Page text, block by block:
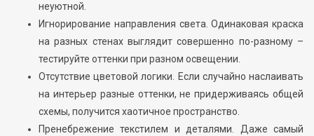
неуютной.
Игнорирование направления света. Одинаковая краска
на разных стенах выглядит совершенно по-разному –
тестируйте оттенки при разном освещении.
Отсутствие цветовой логики. Если случайно наслаивать
на интерьер разные оттенки, не придерживаясь общей
схемы, получится хаотичное пространство.
Пренебрежение текстилем и деталями. Даже самый